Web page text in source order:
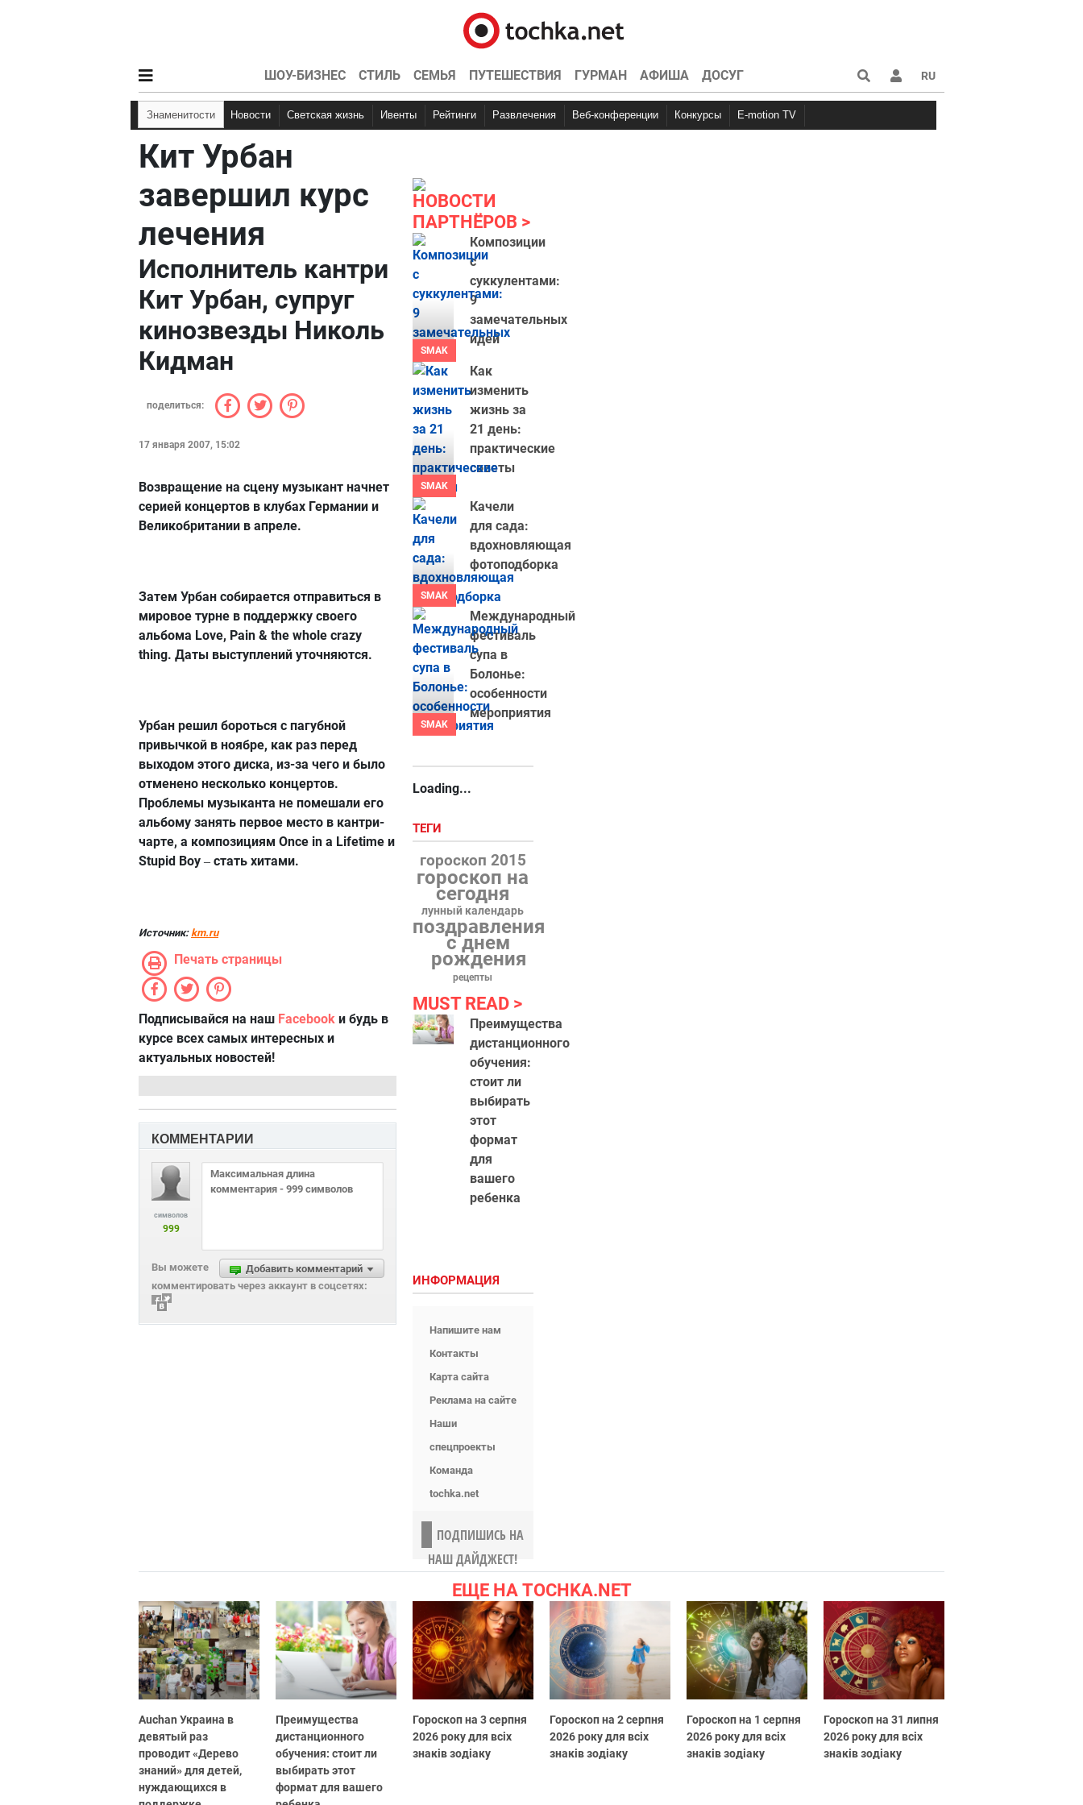
ШОУ-БИЗНЕС СТИЛЬ СЕМЬЯ ПУТЕШЕСТВИЯ ГУРМАН АФИША ДОСУГ RU
Знаменитости Новости Светская жизнь Ивенты Рейтинги Развлечения Веб-конференции Конкурсы E-motion TV
Кит Урбан
завершил курс
лечения
Исполнитель кантри
Кит Урбан, супруг
кинозвезды Николь
Кидман
поделиться:
17 января 2007, 15:02
Возвращение на сцену музыкант начнет
серией концертов в клубах Германии и
Великобритании в апреле.
Затем Урбан собирается отправиться в
мировое турне в поддержку своего
альбома Love, Pain & the whole crazy
thing. Даты выступлений уточняются.
Урбан решил бороться с пагубной
привычкой в ноябре, как раз перед
выходом этого диска, из-за чего и было
отменено несколько концертов.
Проблемы музыканта не помешали его
альбому занять первое место в кантри-
чарте, а композициям Once in a Lifetime и
Stupid Boy – стать хитами.
Источник:km.ru
Печать страницы
Подписывайся на наш Facebook и будь в
курсе всех самых интересных и
актуальных новостей!
КОММЕНТАРИИ
символов
999
Добавить комментарий
Вы можете
комментировать через аккаунт в соцсетях:
НОВОСТИ
ПАРТНЁРОВ
SMAK
Композиции
с
суккулентами:
9
замечательных
идей
SMAK
Как
изменить
жизнь за
21 день:
практические
советы
SMAK
Качели
для сада:
вдохновляющая
фотоподборка
SMAK
Международный
фестиваль
супа в
Болонье:
особенности
мероприятия
Loading...
ТЕГИ
гороскоп 2015
гороскоп на
сегодня
лунный календарь
поздравления
с днем
рождения
рецепты
MUST READ
Преимущества
дистанционного
обучения:
стоит ли
выбирать
этот
формат
для
вашего
ребенка
ИНФОРМАЦИЯ
Напишите нам
Контакты
Карта сайта
Реклама на сайте
Наши
спецпроекты
Команда
tochka.net
ПОДПИШИСЬ НА
НАШ ДАЙДЖЕСТ!
ЕЩЕ НА TOCHKA.NET
Auchan Украина в
девятый раз
проводит «Дерево
знаний» для детей,
нуждающихся в
Преимущества
дистанционного
обучения: стоит ли
выбирать этот
формат для вашего
Гороскоп на 3 серпня
2026 року для всіх
знаків зодіаку
Гороскоп на 2 серпня
2026 року для всіх
знаків зодіаку
Гороскоп на 1 серпня
2026 року для всіх
знаків зодіаку
Гороскоп на 31 липня
2026 року для всіх
знаків зодіаку